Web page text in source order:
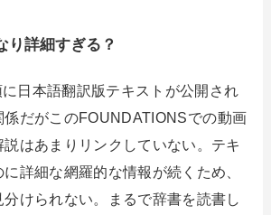
り詳細すぎる？
日本語翻訳版テキストが公開され
係だがこのFOUNDATIONSでの動画
はあまりリンクしていない。テキ
詳細な網羅的な情報が続くため、
けられない。まるで辞書を読書し